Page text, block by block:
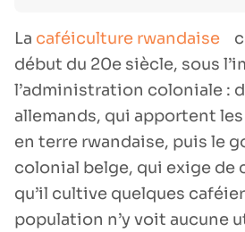
La caféiculture rwandaise
début du 20e siècle, sous
l’administration coloniale :
allemands, qui apportent
en terre rwandaise, puis le
colonial belge, qui exige de
qu’il cultive quelques
population n’y voit aucune